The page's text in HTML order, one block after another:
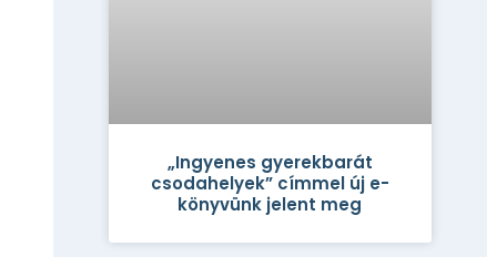
„Ingyenes gyerekbarát
csodahelyek” címmel új e-
könyvünk jelent meg